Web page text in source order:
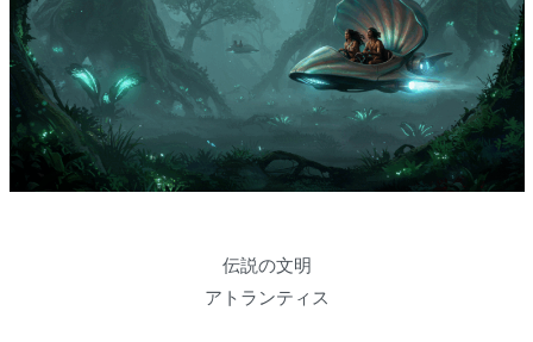
伝説の文明
アトランティス